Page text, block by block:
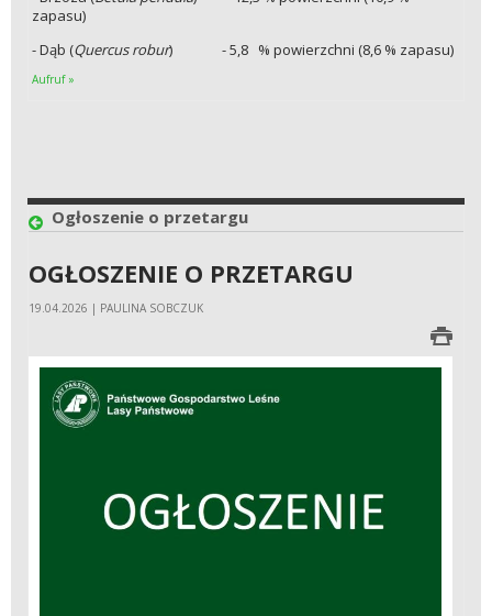
zapasu)
- Dąb (Quercus robur) - 5,8 % powierzchni (8,6 % zapasu)
Aufruf »
Ogłoszenie o przetargu
OGŁOSZENIE O PRZETARGU
19.04.2026 | PAULINA SOBCZUK